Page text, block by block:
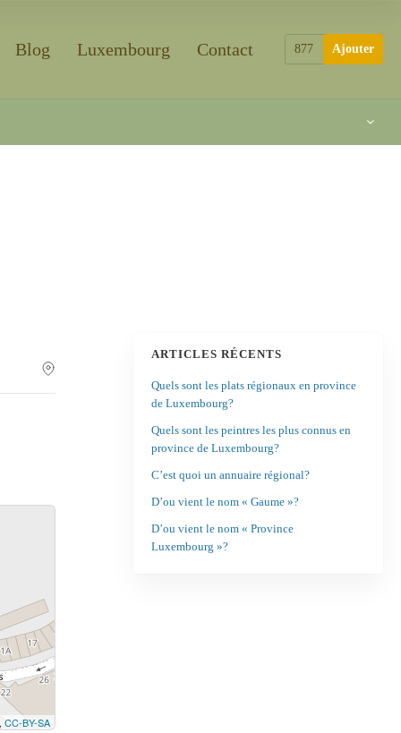
Blog Luxembourg Contact 877 Ajouter
CC-BY-SA
ARTICLES RÉCENTS
Quels sont les plats régionaux en province
de Luxembourg?
Quels sont les peintres les plus connus en
province de Luxembourg?
C’est quoi un annuaire régional?
D’ou vient le nom « Gaume »?
D’ou vient le nom « Province
Luxembourg »?